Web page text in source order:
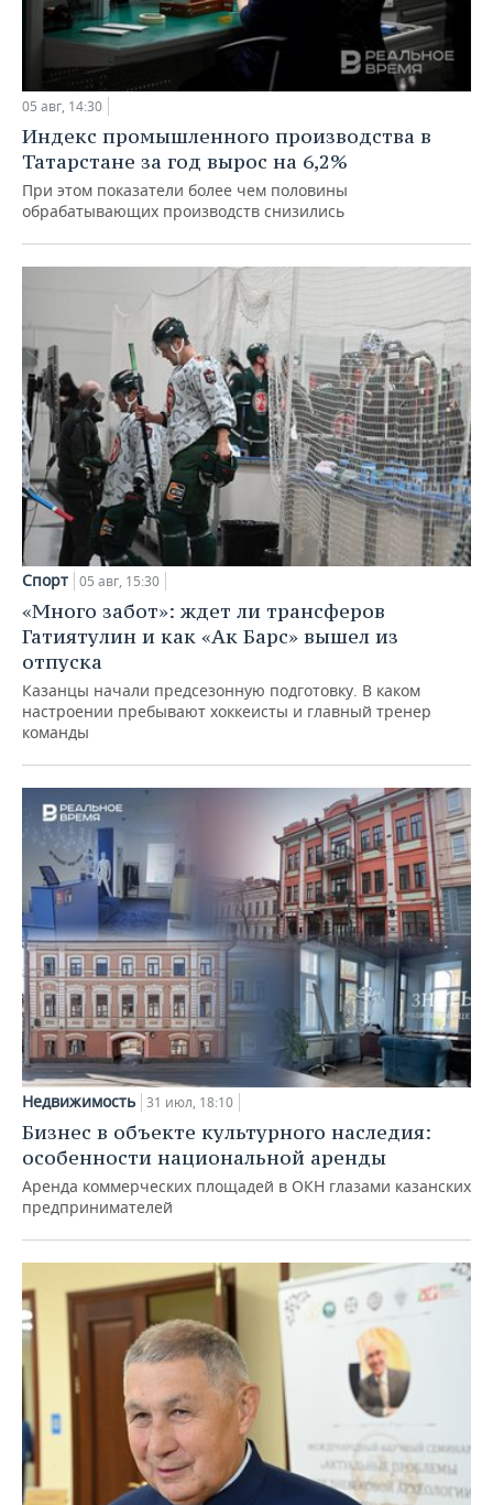
05 авг, 14:30
Индекс промышленного производства в
Татарстане за год вырос на 6,2%
При этом показатели более чем половины
обрабатывающих производств снизились
Спорт 05 авг, 15:30
«Много забот»: ждет ли трансферов
Гатиятулин и как «Ак Барс» вышел из
отпуска
Казанцы начали предсезонную подготовку. В каком
настроении пребывают хоккеисты и главный тренер
команды
Недвижимость 31 июл, 18:10
Бизнес в объекте культурного наследия:
особенности национальной аренды
Аренда коммерческих площадей в ОКН глазами казанских
предпринимателей